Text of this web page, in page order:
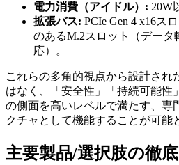
電力消費（アイドル）: 20W
拡張バス: PCIe Gen 4 x16ス
のあるM.2スロット（データ
応）。
これらの多角的視点から設計され
はなく、「安全性」「持続可能性
の側面を高いレベルで満たす、専
クチャとして機能することが可能
主要製品/選択肢の徹